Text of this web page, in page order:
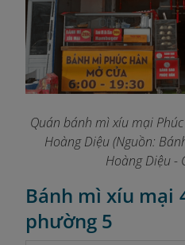
Quán bánh mì xíu mại
Hoàng Diệu (Nguồn:
Hoàng Diệu -
Bánh mì xíu mại
phường 5